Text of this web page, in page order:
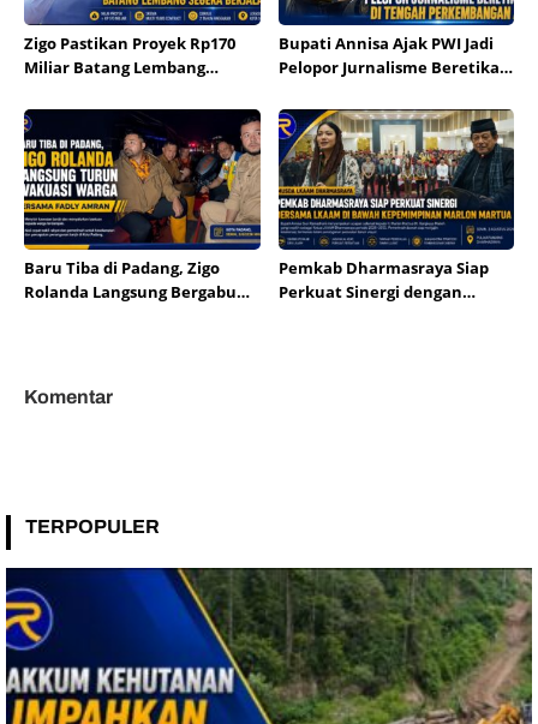
Zigo Pastikan Proyek Rp170
Miliar Batang Lembang
Bupati Annisa Ajak PWI Jadi
Pelopor Jurnalisme Beretika
Baru Tiba di Padang, Zigo
Rolanda Langsung Bergabung
Pemkab Dharmasraya Siap
Perkuat Sinergi dengan
Komentar
TERPOPULER